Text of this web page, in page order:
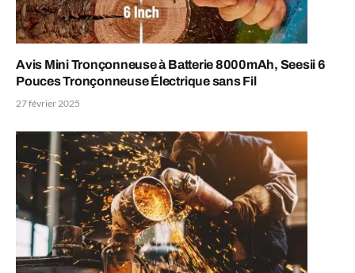
Avis Mini Tronçonneuse à Batterie 8000mAh, Seesii 6
Pouces Tronçonneuse Électrique sans Fil
27 février 2025